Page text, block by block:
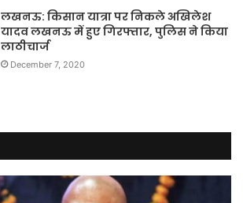
लखनऊ: किसान यात्रा पर निकले अखिलेश
यादव लखनऊ में हुए गिरफ्तार, पुलिस ने किया
लाठीचार्ज
December 7, 2020